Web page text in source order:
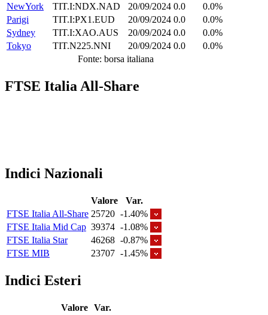
NewYork
TIT.I:NDX.NAD 20/09/2024 0.0
0.0%
Parigi
TIT.I:PX1.EUD 20/09/2024 0.0
0.0%
Sydney
TIT.I:XAO.AUS 20/09/2024 0.0
0.0%
Tokyo
TIT.N225.NNI 20/09/2024 0.0
0.0%
Fonte: borsa italiana
FTSE Italia All-Share
Indici Nazionali
Valore
Var.
FTSE Italia All-Share 25720 -1.40%
FTSE Italia Mid Cap 39374 -1.08%
FTSE Italia Star
46268 -0.87%
FTSE MIB
23707 -1.45%
Indici Esteri
Valore Var.